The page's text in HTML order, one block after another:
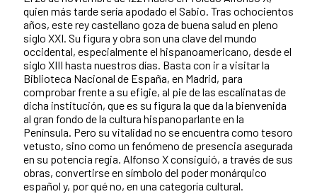
quien más tarde sería apodado el Sabio. Tras ochocientos
años, este rey castellano goza de buena salud en pleno
siglo XXI. Su figura y obra son una clave del mundo
occidental, especialmente el hispanoamericano, desde el
siglo XIII hasta nuestros días. Basta con ir a visitar la
Biblioteca Nacional de España, en Madrid, para
comprobar frente a su efigie, al pie de las escalinatas de
dicha institución, que es su figura la que da la bienvenida
al gran fondo de la cultura hispanoparlante en la
Península. Pero su vitalidad no se encuentra como tesoro
vetusto, sino como un fenómeno de presencia asegurada
en su potencia regia. Alfonso X consiguió, a través de sus
obras, convertirse en símbolo del poder monárquico
español y, por qué no, en una categoría cultural.